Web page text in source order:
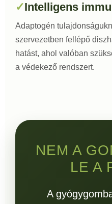
Intelligens
Adaptogén
szervezetben fellépő
hatást, ahol valóban
a védekező rendszert.
NEM A
LE A
A